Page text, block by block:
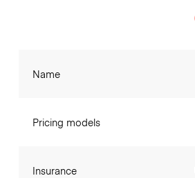
Name
Pricing models
Insurance